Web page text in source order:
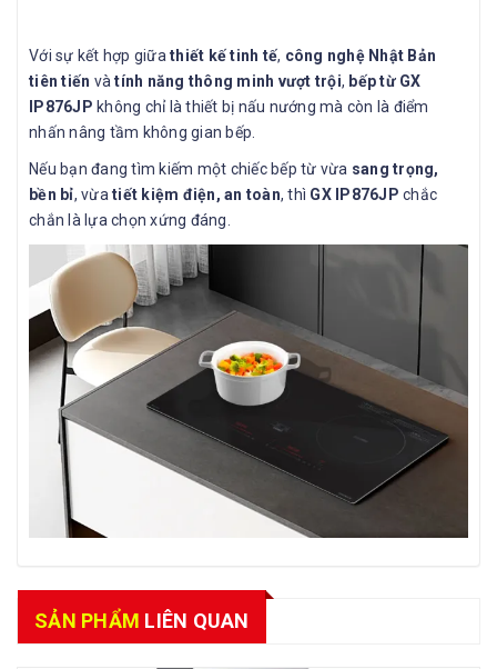
Với sự kết hợp giữa thiết kế tinh tế, công nghệ Nhật Bản
tiên tiến vàtính năng thông minh vượt trội, bếp từ GX
IP876JP không chỉ là thiết bị nấu nướng mà còn là điểm
nhấn nâng tầm không gian bếp.
Nếu bạn đang tìm kiếm một chiếc bếp từ vừa sang trọng,
bền bỉ, vừa tiết kiệm điện, an toàn, thì GX IP876JP chắc
chắn là lựa chọn xứng đáng.
SẢN PHẨM LIÊN QUAN